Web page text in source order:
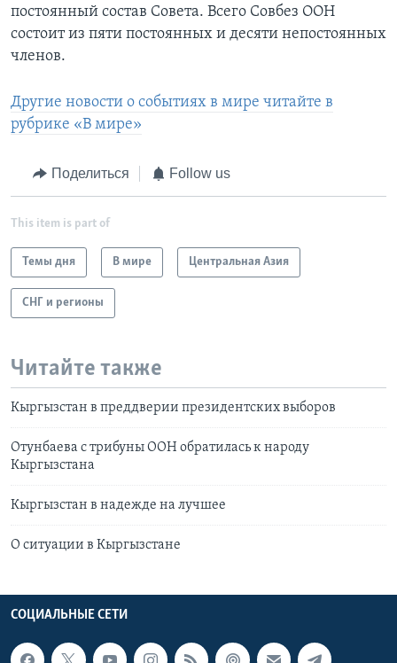
постоянный состав Совета. Всего Совбез ООН
состоит из пяти постоянных и десяти непостоянных
членов.
Другие новости о событиях в мире читайте в
рубрике «В мире»
Поделиться Follow us
This item is part of
Темы дня В мире Центральная Азия
СНГ и регионы
Читайте также
Кыргызстан в преддверии президентских выборов
Отунбаева с трибуны ООН обратилась к народу
Кыргызстана
Кыргызстан в надежде на лучшее
О ситуации в Кыргызстане
СОЦИАЛЬНЫЕ СЕТИ